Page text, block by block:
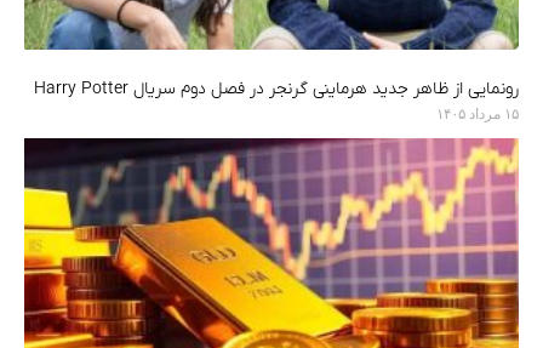
رونمایی از ظاهر جدید هرماینی گرنجر در فصل دوم سریال Harry Potter
۱۵ مرداد ۱۴۰۵